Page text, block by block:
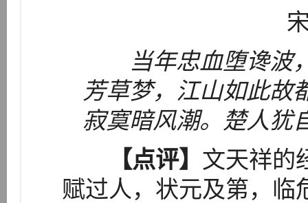
当年忠血堕谗波
芳草梦，江山如此故
寂寞暗风潮。楚人犹
【点评】 文天祥的
赋过人，状元及第，临